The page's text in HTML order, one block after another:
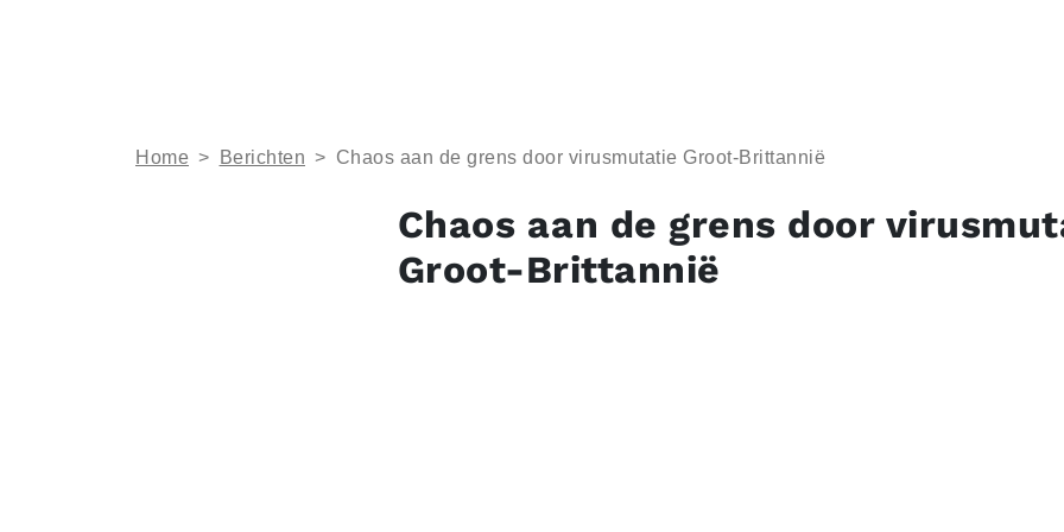
Home > Berichten > Chaos aan de grens door virusmutatie Groot-Brittannië
Chaos aan de grens door
Groot-Brittannië